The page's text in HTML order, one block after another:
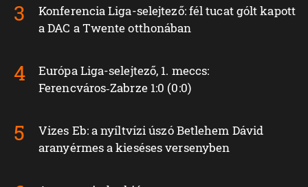
Konferencia Liga-selejtező: fél tucat gólt kapott
a DAC a Twente otthonában
Európa Liga-selejtező, 1. meccs:
Ferencváros‑Zabrze 1:0 (0:0)
Vizes Eb: a nyíltvízi úszó Betlehem Dávid
aranyérmes a kieséses versenyben